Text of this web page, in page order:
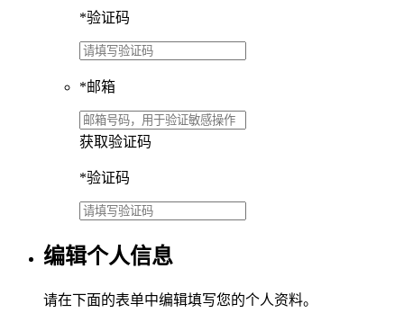
*验证码
*邮箱
获取验证码
*验证码
编辑个人信息
请在下面的表单中编辑填写您的个人资料。